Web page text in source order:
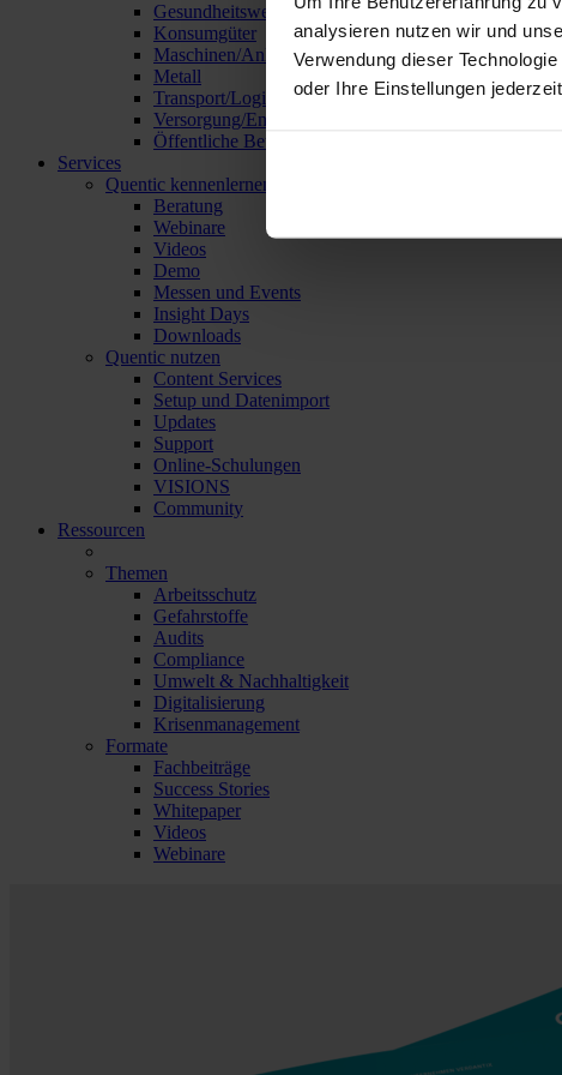
analysieren nutzen wir und
Verwendung dieser
oder Ihre Einstellungen
Gesundheitswesen
Konsumgüter
Maschinen/Anlagen/Geräte
Metall
Transport/Logistik
Versorgung/Entsorgung
Öffentliche Betriebe
Services
Quentic kennenlernen
Beratung
Webinare
Videos
Demo
Messen und Events
Insight Days
Downloads
Quentic nutzen
Content Services
Setup und Datenimport
Updates
Support
Online-Schulungen
VISIONS
Community
Ressourcen
Themen
Arbeitsschutz
Gefahrstoffe
Audits
Compliance
Umwelt & Nachhaltigkeit
Digitalisierung
Krisenmanagement
Formate
Fachbeiträge
Success Stories
Whitepaper
Videos
Webinare